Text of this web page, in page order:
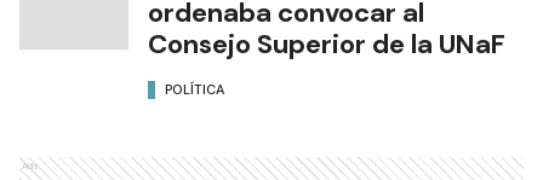
ordenaba convocar al
Consejo Superior de la UNaF
POLÍTICA
Ads